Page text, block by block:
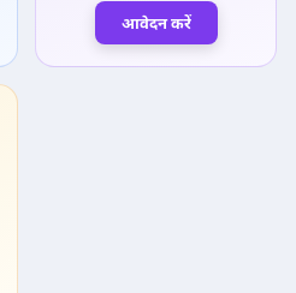
आवेदन करें